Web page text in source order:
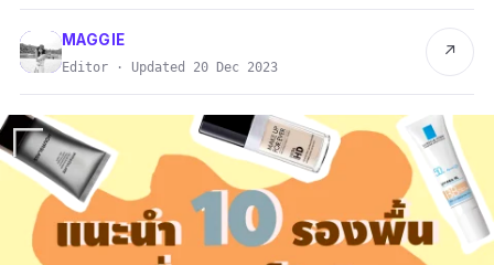
MAGGIE
Editor · Updated 20 Dec 2023
↗